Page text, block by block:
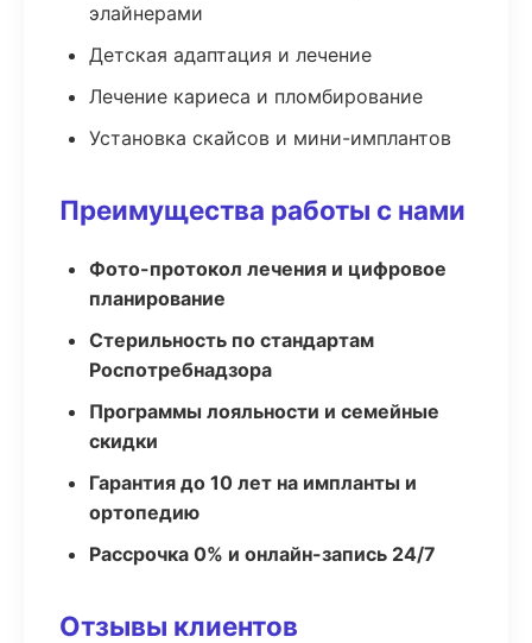
элайнерами
Детская адаптация и лечение
Лечение кариеса и пломбирование
Установка скайсов и мини-имплантов
Преимущества работы с нами
Фото-протокол лечения и цифровое
планирование
Стерильность по стандартам
Роспотребнадзора
Программы лояльности и семейные
скидки
Гарантия до 10 лет на импланты и
ортопедию
Рассрочка 0% и онлайн-запись 24/7
Отзывы клиентов